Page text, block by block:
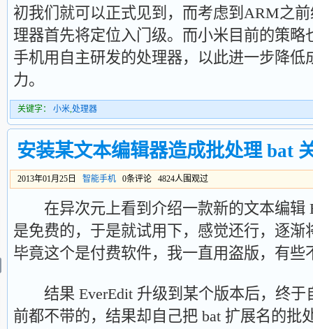
初我们就可以正式见到，而考虑到ARM之
理器首先将定位入门级。而小米目前的策略
手机用自主研发的处理器，以此进一步降低
力。
关键字： 小米,处理器
安装某文本编辑器造成批处理 bat
2013年01月25日 智能手机 0条评论 4824人围观过
在异次元上看到介绍一款新的文本编辑
是免费的，于是就试用下，感觉还行，逐渐
毕竟这个是付费软件，我一直用盗版，有些
结果 EverEdit 升级到某个版本后，终于
前都不带的，结果却自己把 bat 扩展名的批